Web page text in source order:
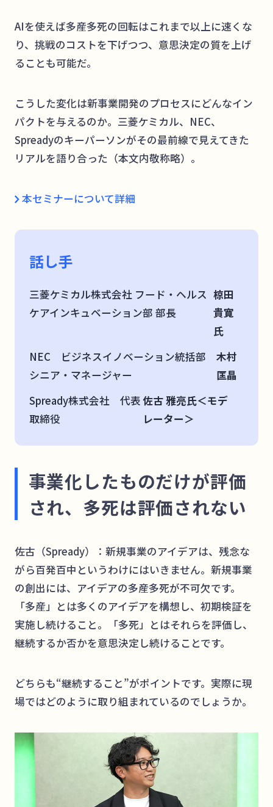
AIを使えば多産多死の回転はこれまで以上に速くな
り、挑戦のコストを下げつつ、意思決定の質を上げ
ることも可能だ。
こうした変化は新事業開発のプロセスにどんなイン
パクトを与えるのか。三菱ケミカル、NEC、
Spreadyのキーパーソンがその最前線で見えてきた
リアルを語り合った（本文内敬称略）。
本セミナーについて詳細
話し手
三菱ケミカル株式会社 フード・ヘルス
ケアインキュベーション部 部長
椋田
貴寛
氏
NEC ビジネスイノベーション統括部
シニア・マネージャー
木村
匡晶
Spready株式会社 代表
取締役
佐古 雅亮氏＜モデ
レーター＞
事業化したものだけが評価
され、多死は評価されない
佐古（Spready）：新規事業のアイデアは、残念な
がら百発百中というわけにはいきません。新規事業
の創出には、アイデアの多産多死が不可欠です。
「多産」とは多くのアイデアを構想し、初期検証を
実施し続けること。「多死」とはそれらを評価し、
継続するか否かを意思決定し続けることです。
どちらも“継続すること”がポイントです。実際に現
場ではどのように取り組まれているのでしょうか。